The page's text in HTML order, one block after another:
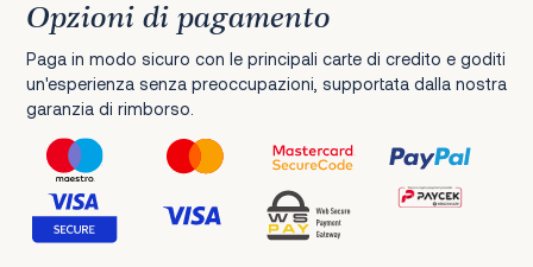
Opzioni di pagamento
Paga in modo sicuro con le principali carte di credito e goditi
un'esperienza senza preoccupazioni, supportata dalla nostra
garanzia di rimborso.